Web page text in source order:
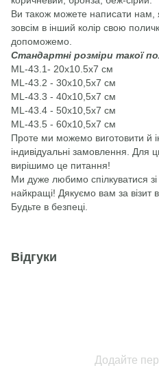
Ви також можете написати
зовсім в інший колір свою
допоможемо.
Стандартні розміри такої
ML-43.1- 20x10.5x7 см
ML-43.2 - 30х10,5х7 см
ML-43.3 - 40х10,5х7 см
ML-43.4 - 50х10,5х7 см
ML-43.5 - 60х10,5х7 см
Проте ми можемо виготовити й
індивідуальні замовлення. Для
вирішимо це питання!
Ми дуже любимо спілкуватися
найкращі! Дякуємо вам за візит
Будьте в безпеці.
Відгуки
Додайте